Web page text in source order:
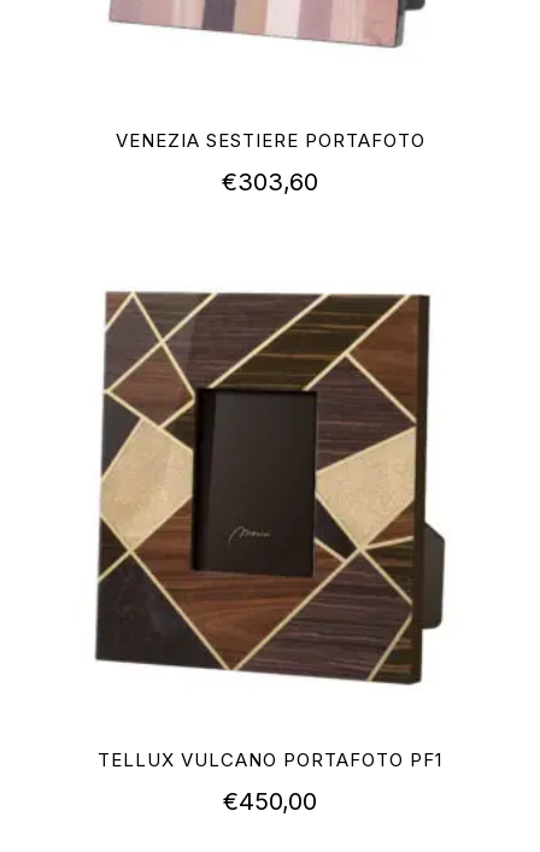
VENEZIA SESTIERE PORTAFOTO
€303,60
TELLUX VULCANO PORTAFOTO PF1
€450,00